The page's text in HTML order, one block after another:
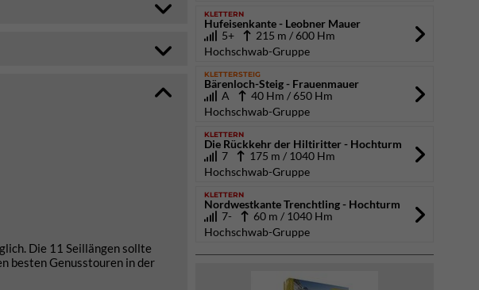
Die 11 Seillängen sollte
besten Genusstouren in der
KLETTERN
Hufeisenkante - Leobner Mauer
5+
215 m / 600 Hm
Hochschwab-Gruppe
KLETTERSTEIG
Bärenloch-Steig - Frauenmauer
A
40 Hm / 650 Hm
Hochschwab-Gruppe
KLETTERN
Die Rückkehr der Hiltiritter - Hochturm
7
175 m / 1040 Hm
Hochschwab-Gruppe
KLETTERN
Nordwestkante Trenchtling - Hochturm
7-
60 m / 1040 Hm
Hochschwab-Gruppe